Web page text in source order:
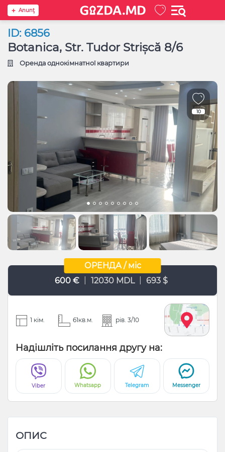
Anunţ
ID: 6856
Botanica, Str. Tudor Strișcă 8/6
Оренда однокімнатної квартири
10
ОРЕНДА / міс
600 €
12030 MDL 693 $
1 кім. 61кв.м. рів. 3/10
Надішліть посилання другу на:
Viber Whatsapp Telegram Messenger
ОПИС